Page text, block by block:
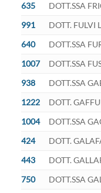
635
DOTT.SSA
991
DOTT. FULVI
640
DOTT.SSA
1007
DOTT.SSA
938
DOTT.SSA
1222
DOTT.
1004
DOTT.SSA
424
DOTT.
443
DOTT.
750
DOTT.SSA